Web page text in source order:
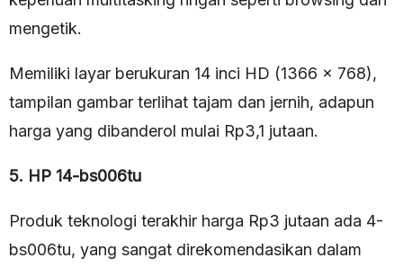
mengetik.
Memiliki layar berukuran 14 inci HD (1366 x 768),
tampilan gambar terlihat tajam dan jernih, adapun
harga yang dibanderol mulai Rp3,1 jutaan.
5. HP 14-bs006tu
Produk teknologi terakhir harga Rp3 jutaan ada 4-
bs006tu, yang sangat direkomendasikan dalam